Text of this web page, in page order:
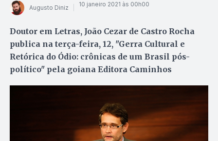
Augusto Diniz 10 janeiro 2021 às 00h00
Doutor em Letras, João Cezar de Castro Rocha
publica na terça-feira, 12, "Gerra Cultural e
Retórica do Ódio: crônicas de um Brasil pós-
político" pela goiana Editora Caminhos